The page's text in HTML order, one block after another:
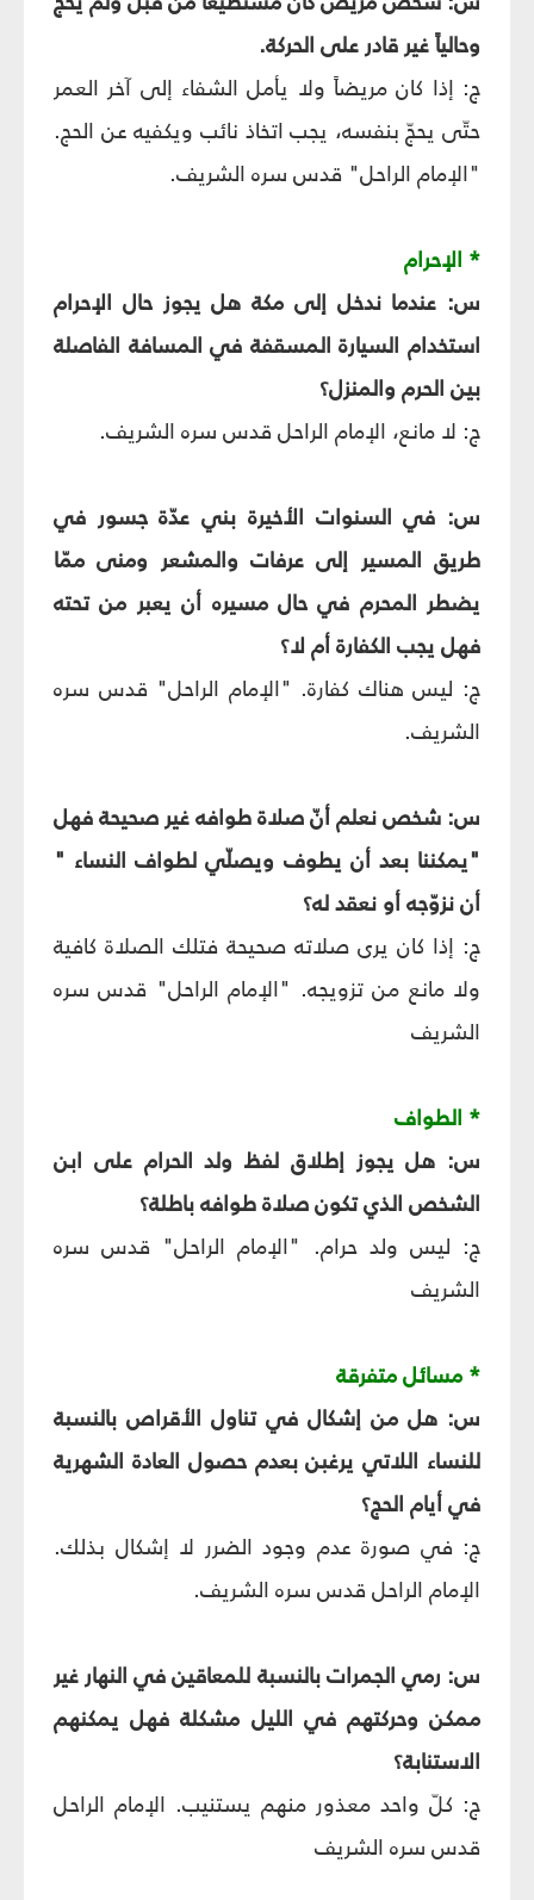
وحالياً غير قادر على الحركة.
ج: إذا كان مريضاً ولا يأمل الشفاء إلى آخر العمر
حتّى يحجّ بنفسه، يجب اتخاذ نائب ويكفيه عن الحج.
"الإمام الراحل" قدس سره الشريف.
* الإحرام
س: عندما ندخل إلى مكة هل يجوز حال الإحرام
استخدام السيارة المسقفة في المسافة الفاصلة
بين الحرم والمنزل؟
ج: لا مانع، الإمام الراحل قدس سره الشريف.
س: في السنوات الأخيرة بني عدّة جسور في
طريق المسير إلى عرفات والمشعر ومنى ممّا
يضطر المحرم في حال مسيره أن يعبر من تحته
فهل يجب الكفارة أم لا؟
ج: ليس هناك كفارة. "الإمام الراحل" قدس سره
الشريف.
س: شخص نعلم أنّ صلاة طوافه غير صحيحة فهل
"يمكننا بعد أن يطوف ويصلّي لطواف النساء "
أن نزوّجه أو نعقد له؟
ج: إذا كان يرى صلاته صحيحة فتلك الصلاة كافية
ولا مانع من تزويجه. "الإمام الراحل" قدس سره
الشريف
* الطواف
س: هل يجوز إطلاق لفظ ولد الحرام على ابن
الشخص الذي تكون صلاة طوافه باطلة؟
ج: ليس ولد حرام. "الإمام الراحل" قدس سره
الشريف
* مسائل متفرقة
س: هل من إشكال في تناول الأقراص بالنسبة
للنساء اللاتي يرغبن بعدم حصول العادة الشهرية
في أيام الحج؟
ج: في صورة عدم وجود الضرر لا إشكال بذلك.
الإمام الراحل قدس سره الشريف.
س: رمي الجمرات بالنسبة للمعاقين في النهار غير
ممكن وحركتهم في الليل مشكلة فهل يمكنهم
الاستنابة؟
ج: كلّ واحد معذور منهم يستنيب. الإمام الراحل
قدس سره الشريف